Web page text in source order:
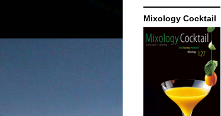
Mixology Cocktail